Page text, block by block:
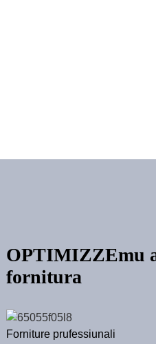
OPTIMIZZEmu
fornitura
Forniture prufessiunali